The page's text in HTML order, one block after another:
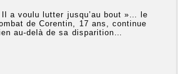
Il a voulu lutter jusqu’au bout »… le
de Corentin, 17 ans, continue
au-delà de sa disparition…